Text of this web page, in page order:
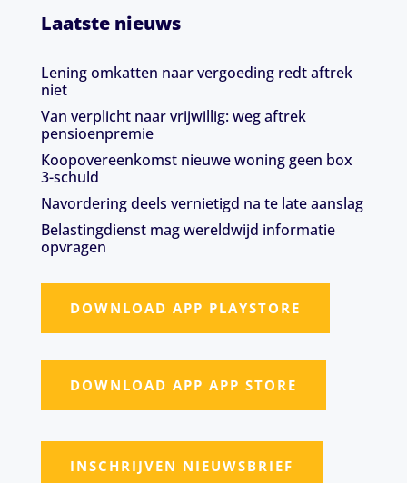
Laatste nieuws
Lening omkatten naar vergoeding redt aftrek
niet
Van verplicht naar vrijwillig: weg aftrek
pensioenpremie
Koopovereenkomst nieuwe woning geen box
3-schuld
Navordering deels vernietigd na te late aanslag
Belastingdienst mag wereldwijd informatie
opvragen
DOWNLOAD APP PLAYSTORE
DOWNLOAD APP APP STORE
INSCHRIJVEN NIEUWSBRIEF